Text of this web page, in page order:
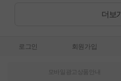
더보기
로그인 회원가입
모바일광고상품안내